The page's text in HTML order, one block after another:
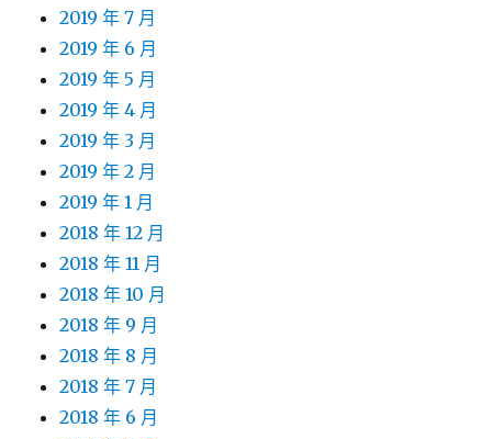
2019 年 7 月
2019 年 6 月
2019 年 5 月
2019 年 4 月
2019 年 3 月
2019 年 2 月
2019 年 1 月
2018 年 12 月
2018 年 11 月
2018 年 10 月
2018 年 9 月
2018 年 8 月
2018 年 7 月
2018 年 6 月